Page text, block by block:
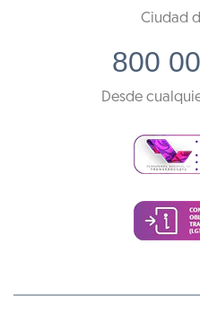
Ciudad
800
Desde